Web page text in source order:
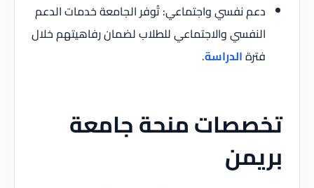
دعم نفسي واجتماعي: تُوفر الجامعة خدمات الدعم
النفسي والاجتماعي للطلاب لضمان رفاهيتهم خلال
فترةالدراسة.
تخصصات منحة جامعة
بريمن